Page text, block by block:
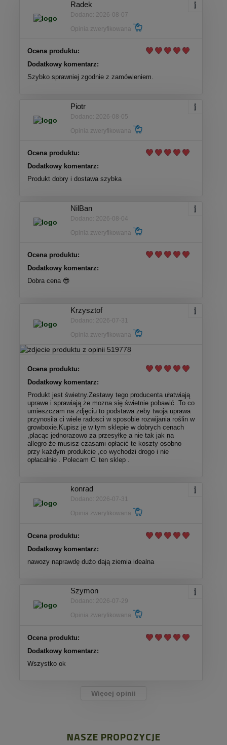
Radek
Dodano: 2026-08-07
Opinia zweryfikowana
Ocena produktu:
Dodatkowy komentarz:
Szybko sprawniej zgodnie z zamówieniem.
Piotr
Dodano: 2026-08-05
Opinia zweryfikowana
Ocena produktu:
Dodatkowy komentarz:
Produkt dobry i dostawa szybka
NilBan
Dodano: 2026-08-04
Opinia zweryfikowana
Ocena produktu:
Dodatkowy komentarz:
Dobra cena 😎
Krzysztof
Dodano: 2026-07-31
Opinia zweryfikowana
Ocena produktu:
Dodatkowy komentarz:
Produkt jest świetny.Zestawy tego producenta ułatwiają
uprawe i sprawiają że mozna się świetnie pobawić .To co
umieszczam na zdjęciu to podstawa żeby twoja uprawa
przynosila ci wiele radosci w sposobie rozwijania roślin w
growboxie.Kupisz je w tym sklepie w dobrych cenach
,placąc jednorazowo za przesyłkę a nie tak jak na
allegro że musisz czasami opłacić te koszty osobno
przy każdym produkcie ,co wychodzi drogo i nie
opłacalnie . Polecam Ci ten sklep .
konrad
Dodano: 2026-07-31
Opinia zweryfikowana
Ocena produktu:
Dodatkowy komentarz:
nawozy naprawdę dużo dają ziemia idealna
Szymon
Dodano: 2026-07-29
Opinia zweryfikowana
Ocena produktu:
Dodatkowy komentarz:
Wszystko ok
Więcej opinii
NASZE PROPOZYCJE